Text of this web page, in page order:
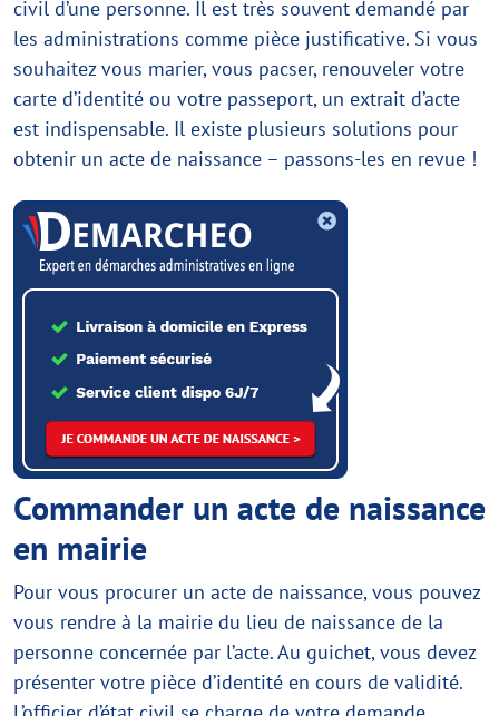
civil d’une personne. Il est très souvent demandé par
les administrations comme pièce justificative. Si vous
souhaitez vous marier, vous pacser, renouveler votre
carte d’identité ou votre passeport, un extrait d’acte
est indispensable. Il existe plusieurs solutions pour
obtenir un acte de naissance – passons-les en revue !
Commander un acte de naissance
en mairie
Pour vous procurer un acte de naissance, vous pouvez
vous rendre à la mairie du lieu de naissance de la
personne concernée par l’acte. Au guichet, vous devez
présenter votre pièce d’identité en cours de validité.